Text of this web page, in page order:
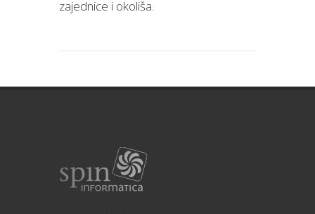
zajednice i okoliša.